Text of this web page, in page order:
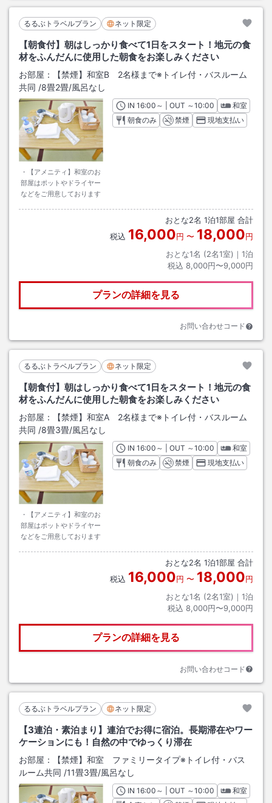
るるぶトラベルプラン ネット限定
【朝食付】朝はしっかり食べて1日をスタート！地元の食
材をふんだんに使用した朝食をお楽しみください
お部屋：
【禁煙】和室B 2名様まで※トイレ付・バスルーム
共同 /8畳2畳/風呂なし
・【アメニティ】和室のお
部屋はポットやドライヤー
などをご用意しております
INチェックイン
16:00 ～ | OUT チェックアウト
～10:00
和室
朝食のみ
禁煙 現地支払い
おとな2名 1泊1部屋 合計
税込 16,000円 〜 18,000円
おとな1名 (2名1室)｜ 1泊
税込 8,000円〜9,000円
プランの詳細を見る
お問い合わせコード
るるぶトラベルプラン ネット限定
【朝食付】朝はしっかり食べて1日をスタート！地元の食
材をふんだんに使用した朝食をお楽しみください
お部屋：
【禁煙】和室A 2名様まで※トイレ付・バスルーム
共同 /8畳3畳/風呂なし
・【アメニティ】和室のお
部屋はポットやドライヤー
などをご用意しております
INチェックイン
16:00 ～ | OUT チェックアウト
～10:00
和室
朝食のみ
禁煙 現地支払い
おとな2名 1泊1部屋 合計
税込 16,000円 〜 18,000円
おとな1名 (2名1室)｜ 1泊
税込 8,000円〜9,000円
プランの詳細を見る
お問い合わせコード
るるぶトラベルプラン ネット限定
【3連泊・素泊まり】連泊でお得に宿泊。長期滞在やワー
ケーションにも！自然の中でゆっくり滞在
お部屋：
【禁煙】和室 ファミリータイプ※トイレ付・バス
ルーム共同 /11畳3畳/風呂なし
INチェックイン
16:00 ～ | OUT チェックアウト
～10:00
和室